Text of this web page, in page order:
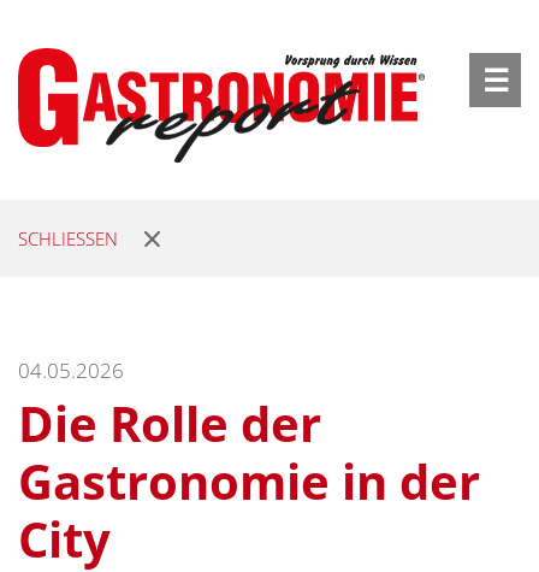
☰
SCHLIESSEN
04.05.2026
Die Rolle der
Gastronomie in der
City